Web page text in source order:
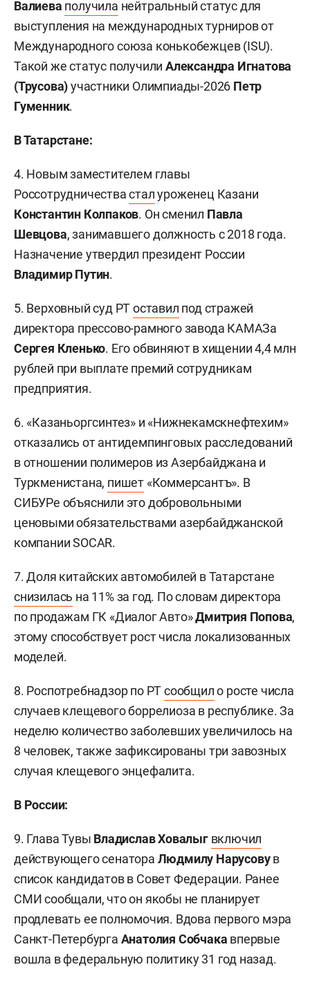
Валиева получила нейтральный статус для
выступления на международных турниров от
Международного союза конькобежцев (ISU).
Такой же статус получилиАлександра Игнатова
(Трусова)участники Олимпиады-2026 Петр
Гуменник.
В Татарстане:
4. Новым заместителем главы
Россотрудничествасталуроженец Казани
Константин Колпаков. Он сменил Павла
Шевцова, занимавшего должность с 2018 года.
Назначение утвердил президент России
Владимир Путин.
5. Верховный суд РТоставил под стражей
директора прессово-рамного завода КАМАЗа
Сергея Кленько. Его обвиняют в хищении 4,4 млн
рублей при выплате премий сотрудникам
предприятия.
6. «Казаньоргсинтез» и «Нижнекамскнефтехим»
отказались от антидемпинговых расследований
в отношении полимеров из Азербайджана и
Туркменистана, пишет «Коммерсантъ». В
СИБУРе объяснили это добровольными
ценовыми обязательствами азербайджанской
компании SOCAR.
7. Доля китайских автомобилей в Татарстане
снизилась на 11% за год. По словам директора
по продажам ГК «Диалог Авто»Дмитрия Попова,
этому способствует рост числа локализованных
моделей.
8. Роспотребнадзор по РТсообщило росте числа
случаев клещевого боррелиоза в республике. За
неделю количество заболевших увеличилось на
8 человек, также зафиксированы три завозных
случая клещевого энцефалита.
В России:
9. Глава Тувы Владислав Ховалыг включил
действующего сенатора Людмилу Нарусовув
список кандидатов в Совет Федерации. Ранее
СМИ сообщали, что он якобы не планирует
продлевать ее полномочия. Вдова первого мэра
Санкт-Петербурга Анатолия Собчака впервые
вошла в федеральную политику 31 год назад.